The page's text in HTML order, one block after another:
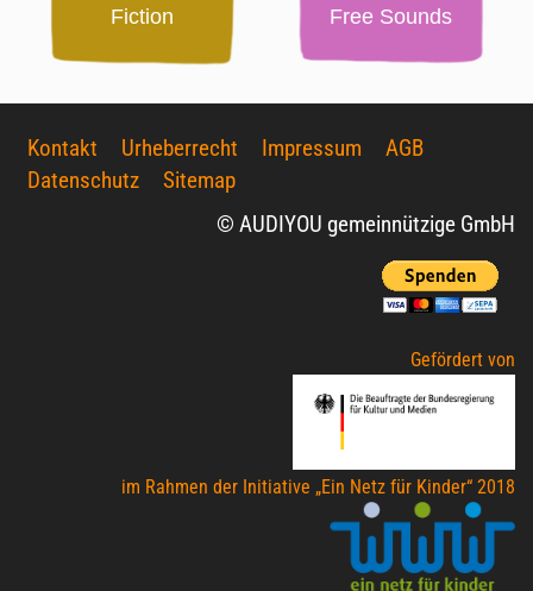
Fiction Free Sounds
Kontakt Urheberrecht Impressum
AGB
Datenschutz
Sitemap
© AUDIYOU gemeinnützige GmbH
Gefördert von
im Rahmen der Initiative „Ein Netz für Kinder“ 2018